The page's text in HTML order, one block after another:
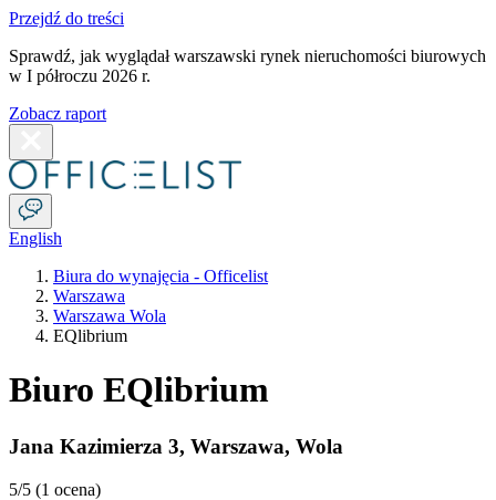
Przejdź do treści
Sprawdź, jak wyglądał warszawski rynek nieruchomości biurowych
w I półroczu 2026 r.
Zobacz raport
English
Biura do wynajęcia - Officelist
Warszawa
Warszawa Wola
EQlibrium
Biuro EQlibrium
Jana Kazimierza 3, Warszawa, Wola
5/5 (1 ocena)